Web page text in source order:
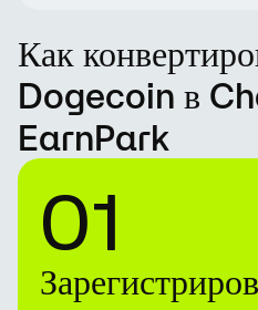
Как
Dogecoin в
EarnPark
01